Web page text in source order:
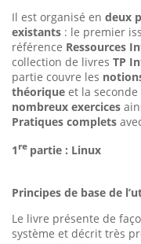
Il est organisé en deux
existants : le premier
référence Ressources
collection de livres TP
partie couvre les
théorique et la
nombreux exercices
Pratiques complets
1 re
Principes de base de
Le livre présente de
système et décrit très